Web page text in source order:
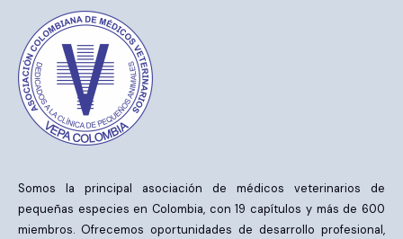
Somos la principal asociación de médicos veterinarios de
pequeñas especies en Colombia, con 19 capítulos y más de 600
miembros. Ofrecemos oportunidades de desarrollo profesional,